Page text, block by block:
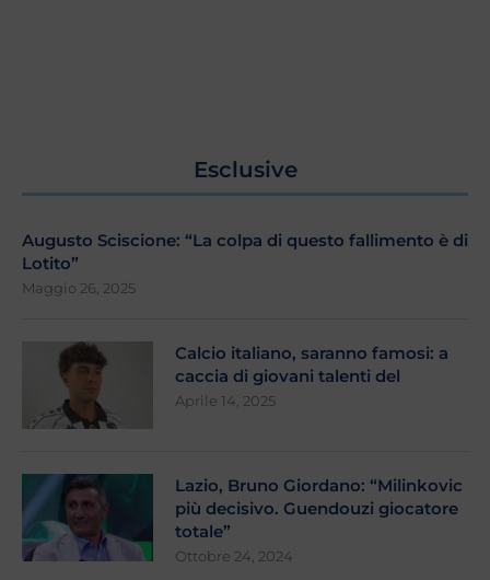
Esclusive
Augusto Sciscione: “La colpa di questo fallimento è di
Lotito”
Maggio 26, 2025
Calcio italiano, saranno famosi: a
caccia di giovani talenti del
Aprile 14, 2025
Lazio, Bruno Giordano: “Milinkovic
più decisivo. Guendouzi giocatore
totale”
Ottobre 24, 2024